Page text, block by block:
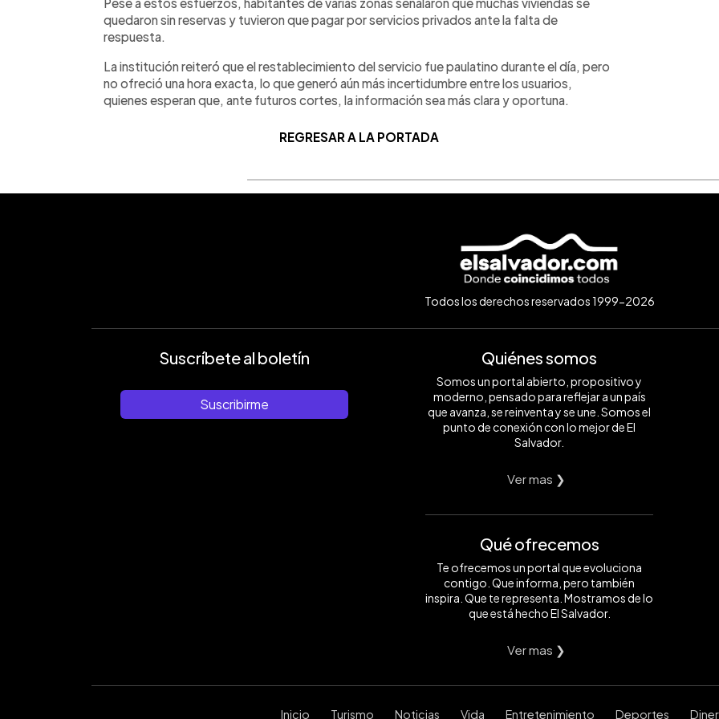
Pese a estos esfuerzos, habitantes de varias zonas señalaron que muchas viviendas se
quedaron sin reservas y tuvieron que pagar por servicios privados ante la falta de
respuesta.
La institución reiteró que el restablecimiento del servicio fue paulatino durante el día, pero
no ofreció una hora exacta, lo que generó aún más incertidumbre entre los usuarios,
quienes esperan que, ante futuros cortes, la información sea más clara y oportuna.
REGRESAR A LA PORTADA
Todos los derechos reservados 1999-2026
Suscríbete al boletín
Suscribirme
Quiénes somos
Somos un portal abierto, propositivo y
moderno, pensado para reflejar a un país
que avanza, se reinventa y se une. Somos el
punto de conexión con lo mejor de El
Salvador.
Ver mas ❯
Qué ofrecemos
Te ofrecemos un portal que evoluciona
contigo. Que informa, pero también
inspira. Que te representa. Mostramos de lo
que está hecho El Salvador.
Ver mas ❯
Inicio Turismo Noticias Vida Entretenimiento Deportes